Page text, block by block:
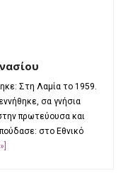
Στη Λαμία το 1959.
σα γνήσια
πρωτεύουσα και
στο Εθνικό